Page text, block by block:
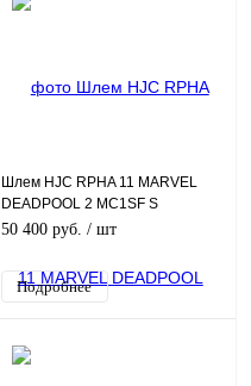
Шлем HJC RPHA 11 MARVEL
DEADPOOL 2 MC1SF S
50 400 руб. / шт
Подробнее